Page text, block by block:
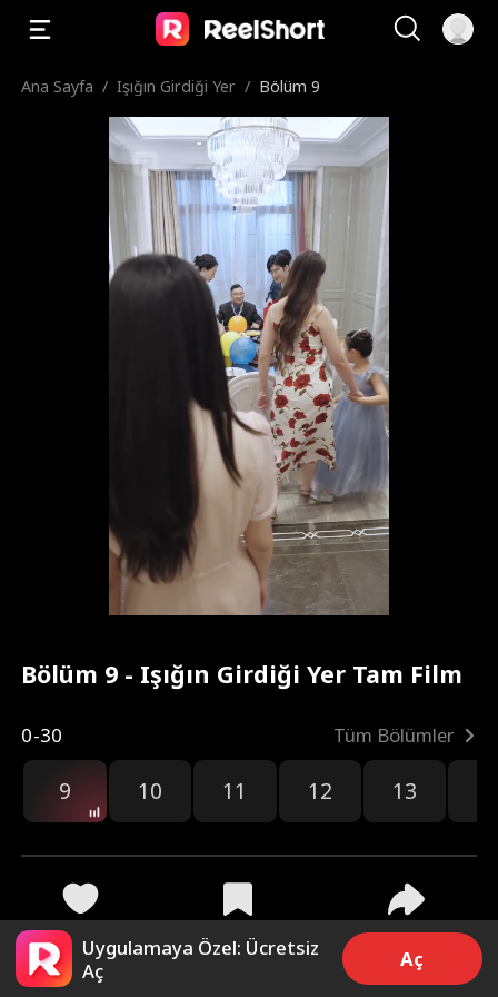
Ana Sayfa / Işığın Girdiği Yer / Bölüm 9
Bölüm 9 - Işığın Girdiği Yer Tam Film
0-30 Tüm Bölümler
9 10 11 12 13
2.3k 10.8k Paylaş
Uygulamaya Özel: Ücretsiz
Aç
Aç